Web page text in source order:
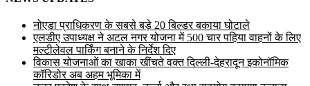
नोएडा प्राधिकरण के सबसे बड़े 20 बिल्डर बकाया घोटाले
एलडीए उपाध्यक्ष ने अटल नगर योजना में 500 चार पहिया वाहनों के लिए
मल्टीलेवल पार्किंग बनाने के निर्देश दिए
विकास योजनाओं का खाका खींचते वक्त दिल्ली-देहरादून इकोनॉमिक
कॉरिडोर अब अहम भूमिका में